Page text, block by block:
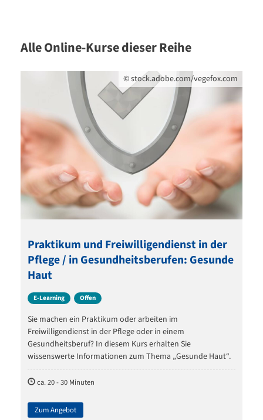
Alle Online-Kurse dieser Reihe
©stock.adobe.com/vegefox.com
Praktikum und Freiwilligendienst in der
Pflege / in Gesundheitsberufen: Gesunde
Haut
E-Learning Offen
Sie machen ein Praktikum oder arbeiten im
Freiwilligendienst in der Pflege oder in einem
Gesundheitsberuf? In diesem Kurs erhalten Sie
wissenswerte Informationen zum Thema „Gesunde Haut“.
ca. 20 - 30 Minuten
Zum Angebot